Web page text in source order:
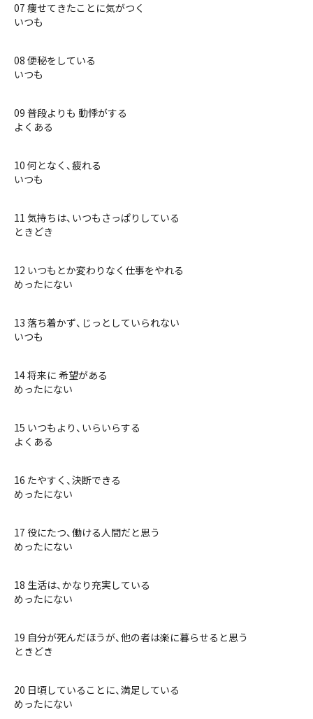
07 痩せてきたことに気がつく
いつも
08 便秘をしている
いつも
09 普段よりも 動悸がする
よくある
10 何となく、疲れる
いつも
11 気持ちは、いつもさっぱりしている
ときどき
12 いつもとか変わりなく仕事をやれる
めったにない
13 落ち着かず、じっとしていられない
いつも
14 将来に 希望がある
めったにない
15 いつもより、いらいらする
よくある
16 たやすく、決断できる
めったにない
17 役にたつ、働ける人間だと思う
めったにない
18 生活は、かなり充実している
めったにない
19 自分が死んだほうが、他の者は楽に暮らせると思う
ときどき
20 日頃していることに、満足している
めったにない